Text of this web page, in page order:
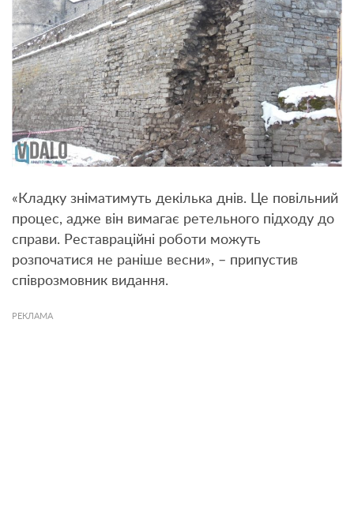
«Кладку зніматимуть декілька днів. Це повільний
процес, адже він вимагає ретельного підходу до
справи. Реставраційні роботи можуть
розпочатися не раніше весни», – припустив
співрозмовник видання.
РЕКЛАМА